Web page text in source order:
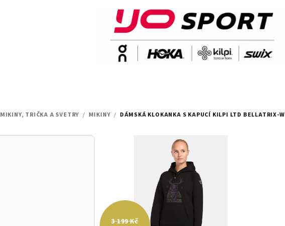
MIKINY, TRIČKA A SVETRY / MIKINY / DÁMSKÁ KLOKANKA S KAPUCÍ KILPI LTD BELLATRIX-W
3 199 Kč